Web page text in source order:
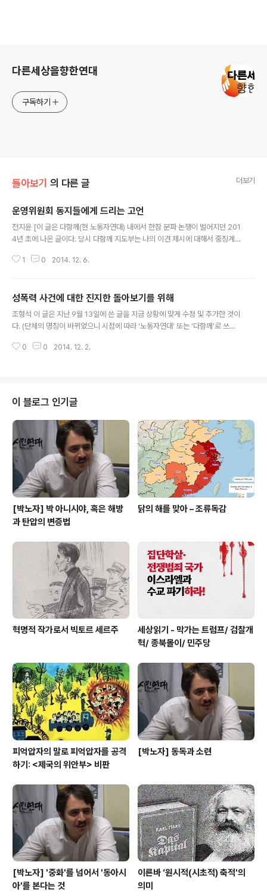
다른세상을향한연대
구독하기
돌아보기 의 다른 글 더보기
운영위원회 동지들에게 드리는 고언
전지윤 [이 글은 다함께(현 노동자연대) 내에서 한참 분파 논쟁이 벌어지던 201
4년 초에 나온 글이다. 당시 다함께 지도부는 나의 이견 제시에 대해서 중징계
분파주의, 아나키즘이라고 부당하게 공격했다. 이 글은 토론의 진정한 쟁점을
가 된 이후 가장 존경했고 가장 많은 것을 배웠던 선배 혁명가입니다. 지금도 이
점은 크게 다르지 않습니다. 최일붕 동지가 남한에서 국제사회주의 조직을 창건
하지 않았다면 저는 아마 소련 몰락 이후의 혼란기에 대안을 찾지 못했을 것이
1 0 2014. 12. 6.
성폭력 사건에 대한 진지한 돌아보기를 위해
조형석 이 글은 지난 9월 13일에 쓴 글을 지금 상황에 맞게 수정 및 추가한 것이
다. (단체의 명칭이 바뀌었으니 시점에 따라 ‘노동자연대’ 또는 ‘다함께’로 쓰겠
까지 나도 다함께 회원이었다는 이유 하나만으로도, 당연히 이 글은 자기비판과
이었다. A는 학내 운동을 주도하는 C에 대해 다함께 회원들이 ‘방임’적 태도를
취했다고 고발했다. 며칠간 A의 페이스북 댓글란은 난장판이 되었다. ..
0 0 2014. 12. 2.
이 블로그 인기글
[박노자] 박 아니시야, 혹은 해방
과 탄압의 변증법
닭의 해를 맞아 – 조류독감
혁명적 작가로서 빅토르 세르주
세상읽기 - 막가는 트럼프/ 검찰개
혁/ 종북몰이/ 민주당
피억압자의 말로 피억압자를 공격
하기: <제국의 위안부> 비판
[박노자] 동독과 소련
[박노자] '중화'를 넘어서 '동아시
아'를 본다는 것
이른바 ‘원시적(시초적) 축적'의
의미